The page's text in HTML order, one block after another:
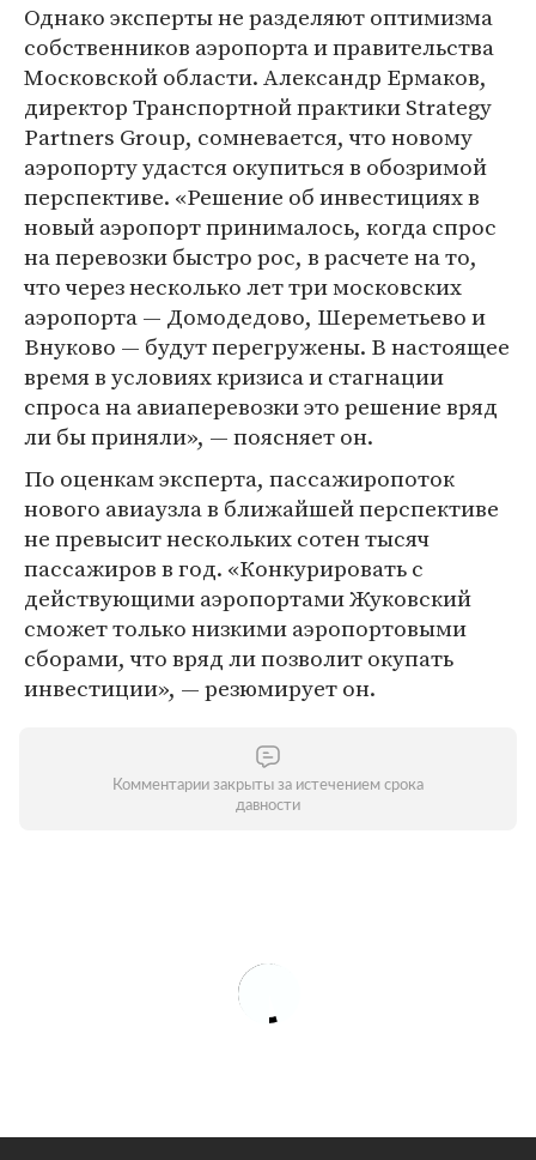
Однако эксперты не разделяют оптимизма
собственников аэропорта и правительства
Московской области. Александр Ермаков,
директор Транспортной практики Strategy
Partners Group, сомневается, что новому
аэропорту удастся окупиться в обозримой
перспективе. «Решение об инвестициях в
новый аэропорт принималось, когда спрос
на перевозки быстро рос, в расчете на то,
что через несколько лет три московских
аэропорта — Домодедово, Шереметьево и
Внуково — будут перегружены. В настоящее
время в условиях кризиса и стагнации
спроса на авиаперевозки это решение вряд
ли бы приняли», — поясняет он.
По оценкам эксперта, пассажиропоток
нового авиаузла в ближайшей перспективе
не превысит нескольких сотен тысяч
пассажиров в год. «Конкурировать с
действующими аэропортами Жуковский
сможет только низкими аэропортовыми
сборами, что вряд ли позволит окупать
инвестиции», — резюмирует он.
Комментарии закрыты за истечением срока
давности